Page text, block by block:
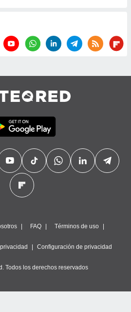
FAQ Términos de uso
Configuración de privacidad
Todos los derechos reservados